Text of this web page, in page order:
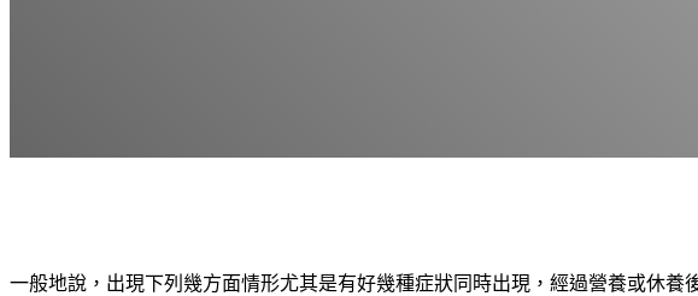
一般地說，出現下列幾方面情形尤其是有好幾種症狀同時出現，經過營養或休